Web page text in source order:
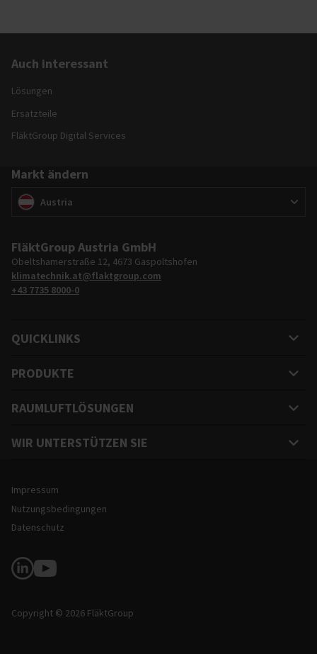
Auch interessant
Lösungen
Ersatzteile
FläktGroup Digital Services
Markt ändern
Markt ändern
(Austria
FläktGroup Austria GmbH
Obeltshamerstraße 12, 4673 Gaspoltshofen
klimatechnik.at@flaktgroup.com
+43 7735 8000-0
QUICKLINKS
PRODUKTE
RAUMLUFTLÖSUNGEN
WIR UNTERSTÜTZEN SIE
Rechtliche Hinweise und Informationen zur Website
Impressum
Nutzungsbedingungen
Datenschutz
Soziale Medien
Copyright © 2026 FläktGroup